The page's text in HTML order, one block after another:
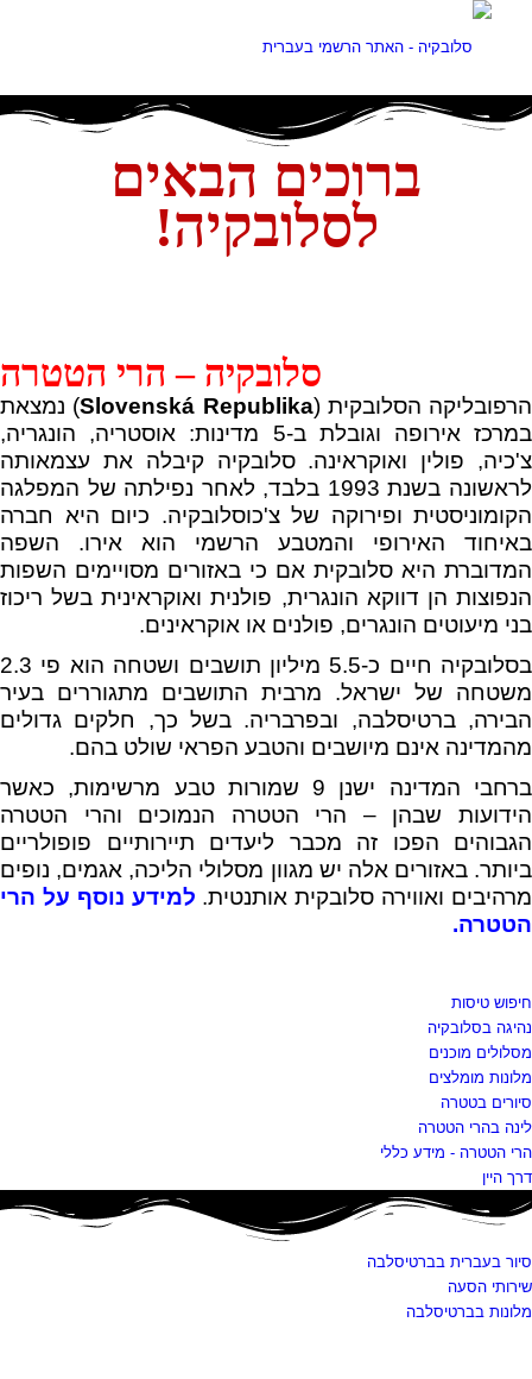
ברוכים הבאים
לסלובקיה!
סלובקיה – הרי הטטרה
הרפובליקה הסלובקית (Slovenská Republika) נמצאת
במרכז אירופה וגובלת ב-5 מדינות: אוסטריה, הונגריה,
צ'כיה, פולין ואוקראינה. סלובקיה קיבלה את עצמאותה
לראשונה בשנת 1993 בלבד, לאחר נפילתה של המפלגה
הקומוניסטית ופירוקה של צ'כוסלובקיה. כיום היא חברה
באיחוד האירופי והמטבע הרשמי הוא אירו. השפה
המדוברת היא סלובקית אם כי באזורים מסויימים השפות
הנפוצות הן דווקא הונגרית, פולנית ואוקראינית בשל ריכוז
בני מיעוטים הונגרים, פולנים או אוקראינים.
בסלובקיה חיים כ-5.5 מיליון תושבים ושטחה הוא פי 2.3
משטחה של ישראל. מרבית התושבים מתגוררים בעיר
הבירה, ברטיסלבה, ובפרבריה. בשל כך, חלקים גדולים
מהמדינה אינם מיושבים והטבע הפראי שולט בהם.
ברחבי המדינה ישנן 9 שמורות טבע מרשימות, כאשר
הידועות שבהן – הרי הטטרה הנמוכים והרי הטטרה
הגבוהים הפכו זה מכבר ליעדים תיירותיים פופולריים
ביותר. באזורים אלה יש מגוון מסלולי הליכה, אגמים, נופים
מרהיבים ואווירה סלובקית אותנטית. למידע נוסף על הרי
הטטרה.
חיפוש טיסות
נהיגה בסלובקיה
מסלולים מוכנים
מלונות מומלצים
סיורים בטטרה
לינה בהרי הטטרה
הרי הטטרה - מידע כללי
דרך היין
סיור בעברית בברטיסלבה
שירותי הסעה
מלונות בברטיסלבה